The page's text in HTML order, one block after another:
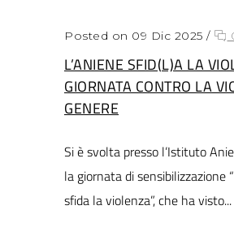
Posted on 09 Dic 2025 /
L’ANIENE SFID(L)A LA
GIORNATA CONTRO LA
GENERE
Si è svolta presso l’Istituto
la giornata di sensibilizzazione
sfida la violenza”, che ha visto...